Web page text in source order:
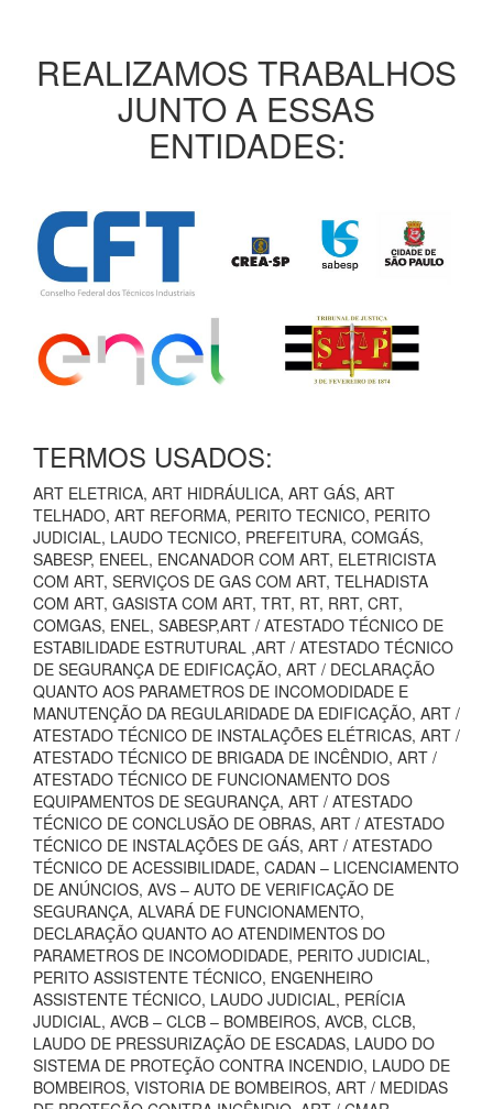
REALIZAMOS TRABALHOS
JUNTO A ESSAS
ENTIDADES:
TERMOS USADOS:
ART ELETRICA, ART HIDRÁULICA, ART GÁS, ART
TELHADO, ART REFORMA, PERITO TECNICO, PERITO
JUDICIAL, LAUDO TECNICO, PREFEITURA, COMGÁS,
SABESP, ENEEL, ENCANADOR COM ART, ELETRICISTA
COM ART, SERVIÇOS DE GAS COM ART, TELHADISTA
COM ART, GASISTA COM ART, TRT, RT, RRT, CRT,
COMGAS, ENEL, SABESP,ART / ATESTADO TÉCNICO DE
ESTABILIDADE ESTRUTURAL ,ART / ATESTADO TÉCNICO
DE SEGURANÇA DE EDIFICAÇÃO, ART / DECLARAÇÃO
QUANTO AOS PARAMETROS DE INCOMODIDADE E
MANUTENÇÃO DA REGULARIDADE DA EDIFICAÇÃO, ART /
ATESTADO TÉCNICO DE INSTALAÇÕES ELÉTRICAS, ART /
ATESTADO TÉCNICO DE BRIGADA DE INCÊNDIO, ART /
ATESTADO TÉCNICO DE FUNCIONAMENTO DOS
EQUIPAMENTOS DE SEGURANÇA, ART / ATESTADO
TÉCNICO DE CONCLUSÃO DE OBRAS, ART / ATESTADO
TÉCNICO DE INSTALAÇÕES DE GÁS, ART / ATESTADO
TÉCNICO DE ACESSIBILIDADE, CADAN – LICENCIAMENTO
DE ANÚNCIOS, AVS – AUTO DE VERIFICAÇÃO DE
SEGURANÇA, ALVARÁ DE FUNCIONAMENTO,
DECLARAÇÃO QUANTO AO ATENDIMENTOS DO
PARAMETROS DE INCOMODIDADE, PERITO JUDICIAL,
PERITO ASSISTENTE TÉCNICO, ENGENHEIRO
ASSISTENTE TÉCNICO, LAUDO JUDICIAL, PERÍCIA
JUDICIAL, AVCB – CLCB – BOMBEIROS, AVCB, CLCB,
LAUDO DE PRESSURIZAÇÃO DE ESCADAS, LAUDO DO
SISTEMA DE PROTEÇÃO CONTRA INCENDIO, LAUDO DE
BOMBEIROS, VISTORIA DE BOMBEIROS, ART / MEDIDAS